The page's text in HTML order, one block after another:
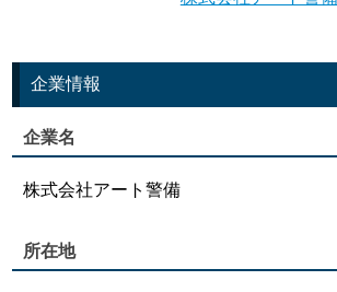
企業情報
企業名
株式会社アート警備
所在地